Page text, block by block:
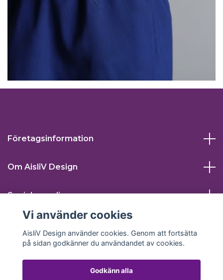
Företagsinformation
Om AisliV Design
Sociala medier
Vi använder cookies
AisliV Design använder cookies. Genom att fortsätta
på sidan godkänner du användandet av cookies.
Godkänn alla